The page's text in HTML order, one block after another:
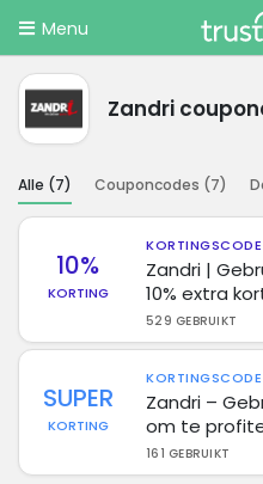
Menu
Zandri
Alle (7) Couponcodes (7)
10%
KORTING
KORTINGSCODE
Zandri |
10% extra
529 GEBRUIKT
SUPER
KORTING
KORTINGSCODE
Zandri –
om te
161 GEBRUIKT